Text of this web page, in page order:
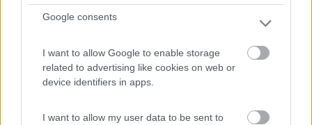
Google consents
I want to allow Google to enable storage
related to advertising like cookies on web or
device identifiers in apps.
I want to allow my user data to be sent to
A 2 km dal centro, campeggio confinante con l'ampia
Tortolì (OG) - 88.9km
Località Orrì